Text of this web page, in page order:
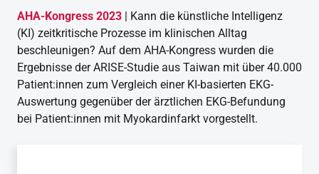
AHA-Kongress 2023 | Kann die künstliche Intelligenz
(KI) zeitkritische Prozesse im klinischen Alltag
beschleunigen? Auf dem AHA-Kongress wurden die
Ergebnisse der ARISE-Studie aus Taiwan mit über 40.000
Patient:innen zum Vergleich einer KI-basierten EKG-
Auswertung gegenüber der ärztlichen EKG-Befundung
bei Patient:innen mit Myokardinfarkt vorgestellt.